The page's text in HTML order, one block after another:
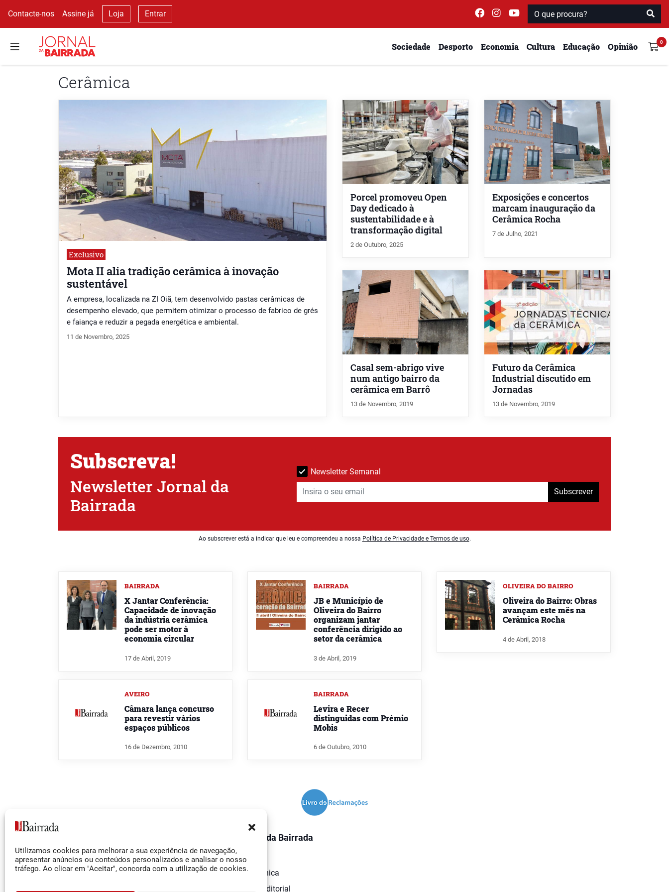
Utilizamos cookies para melhorar a sua experiência de navegação,
apresentar anúncios ou conteúdos personalizados e analisar o nosso
tráfego. Ao clicar em "Aceitar", concorda com a utilização de cookies.
Contacte-nos Assine já Loja Entrar
Sociedade Desporto Economia Cultura Educação Opinião
Cerâmica
Exclusivo
Mota II alia tradição cerâmica à inovação
sustentável
A empresa, localizada na ZI Oiã, tem desenvolvido pastas cerâmicas de
desempenho elevado, que permitem otimizar o processo de fabrico de grés
e faiança e reduzir a pegada energética e ambiental.
11 de Novembro, 2025
Porcel promoveu Open
Day dedicado à
sustentabilidade e à
transformação digital
2 de Outubro, 2025
Exposições e concertos
marcam inauguração da
Cerâmica Rocha
7 de Julho, 2021
Casal sem-abrigo vive
num antigo bairro da
cerâmica em Barrô
13 de Novembro, 2019
Futuro da Cerâmica
Industrial discutido em
Jornadas
13 de Novembro, 2019
Subscreva!
Newsletter Jornal da
Bairrada
Newsletter Semanal
Subscrever
Ao subscrever está a indicar que leu e compreendeu a nossa Política de Privacidade e Termos de uso.
BAIRRADA
X Jantar Conferência:
Capacidade de inovação
da indústria cerâmica
pode ser motor à
economia circular
17 de Abril, 2019
BAIRRADA
JB e Município de
Oliveira do Bairro
organizam jantar
conferência dirigido ao
setor da cerâmica
3 de Abril, 2019
OLIVEIRA DO BAIRRO
Oliveira do Bairro: Obras
avançam este mês na
Cerâmica Rocha
4 de Abril, 2018
AVEIRO
Câmara lança concurso
para revestir vários
espaços públicos
16 de Dezembro, 2010
BAIRRADA
Levira e Recer
distinguidas com Prémio
Mobis
6 de Outubro, 2010
Facebook
Instagram
YouTube
O Jornal da Bairrada
Contactos
Ficha Técnica
Estatuto Editorial